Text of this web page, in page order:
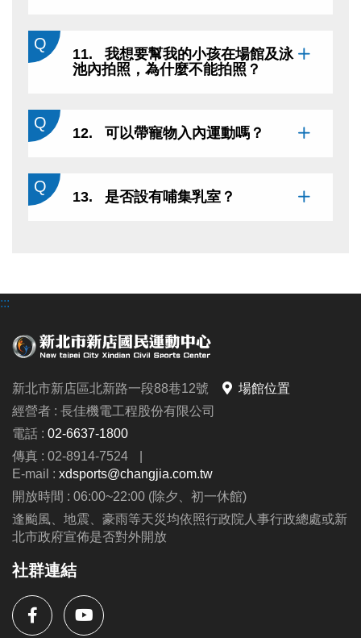
11. 我想要幫我的小孩在場館及泳
池內拍照，為什麼不能拍照？
12. 可以帶寵物入內運動嗎？
13. 是否設有哺集乳室？
:::
新北市新店區北新路一段88巷12號
場館位置
經營者 : 長佳機電工程股份有限公司
電話 : 02-6637-1800
傳真 : 02-8914-7524
E-mail : xdsports@changjia.com.tw
開放時間 : 06:00~22:00 (除夕、初一休館)
逢颱風、地震、豪雨等天災均依照行政院人事行政總處或新
北市政府宣佈是否對外開放
社群連結